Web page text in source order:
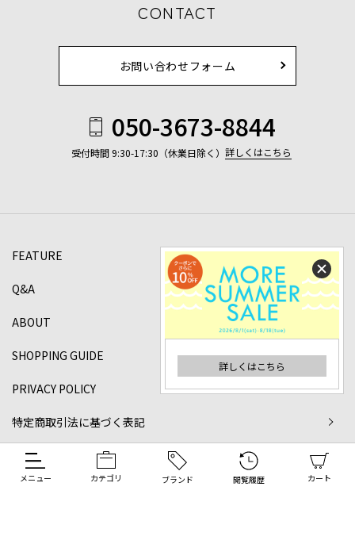
詳しくはこちら
メニュー カテゴリ ブランド 閲覧履歴 カート
CONTACT
お問い合わせフォーム
050-3673-8844
受付時間 9:30-17:30（休業日除く） 詳しくはこちら
FEATURE
Q&A
ABOUT
SHOPPING GUIDE
PRIVACY POLICY
特定商取引法に基づく表記
©2024 DANJO Co.,ltd All rights reserved.